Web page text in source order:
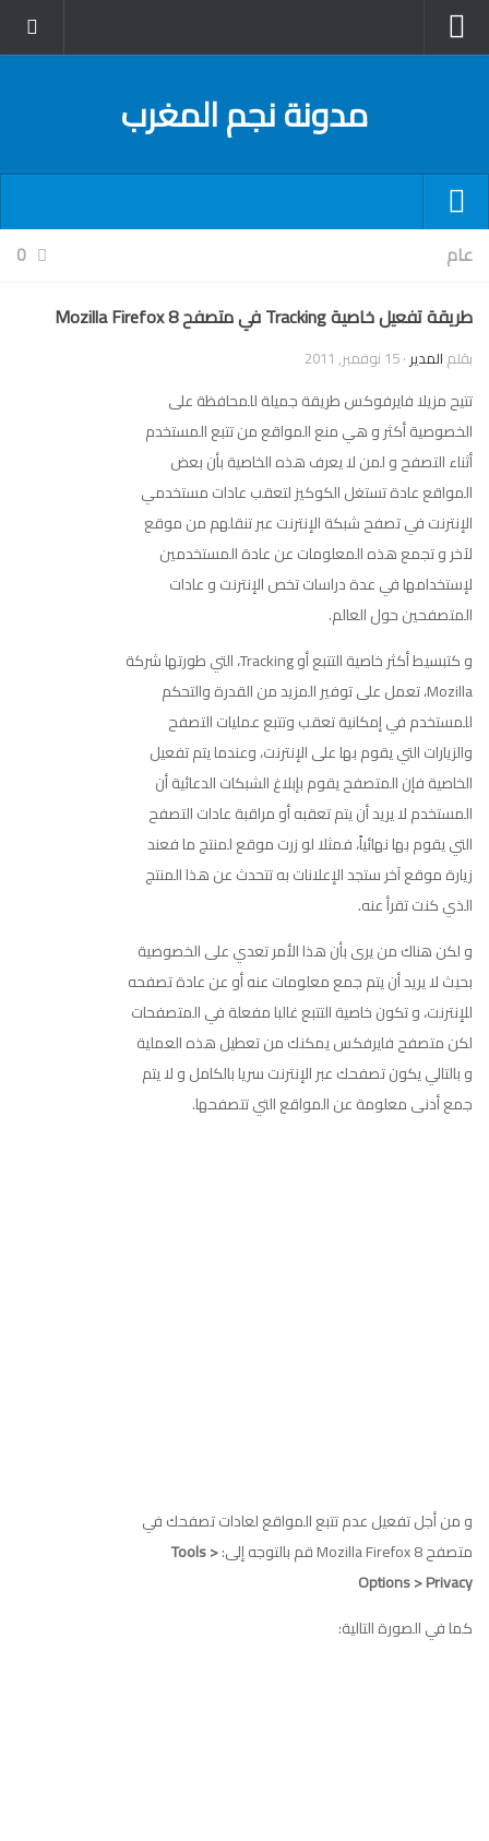
عام
فيديو
شروحات
دورات المدونة
البرامج
القرصنة و أمن المعلومات
حسوب
وراء كل صورة حكاية
فوركس
مدونة نجم المغرب
لتصفح أسرع
خريطة الموقع
من يكتب؟
إتصل بي
عام 0
طريقة تفعيل خاصية Tracking في متصفح Mozilla Firefox 8
بقلم المدير ·15 نوفمبر, 2011
تتيح مزيلا فايرفوكس طريقة جميلة للمحافظة على
الخصوصية أكثر و هي منع المواقع من تتبع المستخدم
أثناء التصفح و لمن لا يعرف هذه الخاصية بأن بعض
المواقع عادة تستغل الكوكيز لتعقب عادات مستخدمي
الإنترنت في تصفح شبكة الإنترنت عبر تنقلهم من موقع
لآخر و تجمع هذه المعلومات عن عادة المستخدمين
لإستخدامها في عدة دراسات تخص الإنترنت و عادات
المتصفحين حول العالم.
و كتبسيط أكثر خاصية التتبع أو Tracking، التي طورتها شركة
Mozilla، تعمل على توفير المزيد من القدرة والتحكم
للمستخدم في إمكانية تعقب وتتبع عمليات التصفح
والزيارات التي يقوم بها على الإنترنت، وعندما يتم تفعيل
الخاصية فإن المتصفح يقوم بإبلاغ الشبكات الدعائية أن
المستخدم لا يريد أن يتم تعقبه أو مراقبة عادات التصفح
التي يقوم بها نهائياً، فمثلا لو زرت موقع لمنتج ما فعند
زيارة موقع آخر ستجد الإعلانات به تتحدث عن هذا المنتج
الذي كنت تقرأ عنه.
و لكن هناك من يرى بأن هذا الأمر تعدي على الخصوصية
بحيث لا يريد أن يتم جمع معلومات عنه أو عن عادة تصفحه
للإنترنت، و تكون خاصية التتبع غالبا مفعلة في المتصفحات
لكن متصفح فايرفكس يمكنك من تعطيل هذه العملية
و بالتالي يكون تصفحك عبر الإنترنت سريا بالكامل و لا يتم
جمع أدنى معلومة عن المواقع التي تتصفحها.
و من أجل تفعيل عدم تتبع المواقع لعادات تصفحك في
متصفح Mozilla Firefox 8 قم بالتوجه إلى:
Tools >
Options > Privacy
كما في الصورة التالية: